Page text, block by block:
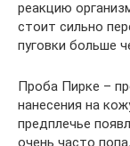
реакцию
стоит сильно
пуговки больше
Проба Пирке –
нанесения на
предплечье
очень часто